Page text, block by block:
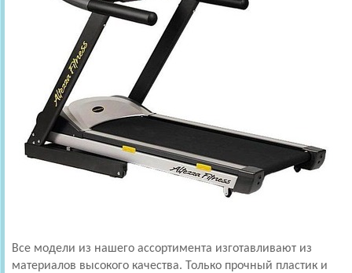
Все модели из нашего ассортимента изготавливают из
материалов высокого качества. Только прочный пластик и